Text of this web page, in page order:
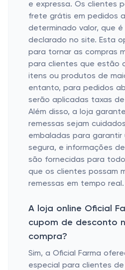
e expressa. Os clientes
frete grátis em pedidos
determinado valor, que
declarado no site. Esta
para tornar as compras
para clientes que estão
itens ou produtos de
entanto, para pedidos
serão aplicadas taxas
Além disso, a loja
remessas sejam
embaladas para garantir
segura, e informações
são fornecidas para
que os clientes possam
remessas em tempo real.
A loja online Oficial
cupom de desconto
compra?
Sim, a Oficial Farma
especial para clientes de